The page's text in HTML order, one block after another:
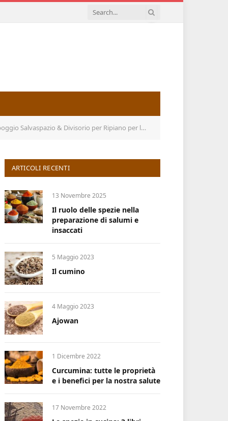
per la Dispensa e l’armadio, Impilabile & Salvaspazio, Bianco
ARTICOLI RECENTI
13 Novembre 2025
Il ruolo delle spezie nella
preparazione di salumi e
insaccati
5 Maggio 2023
Il cumino
4 Maggio 2023
Ajowan
1 Dicembre 2022
Curcumina: tutte le proprietà
e i benefici per la nostra salute
17 Novembre 2022